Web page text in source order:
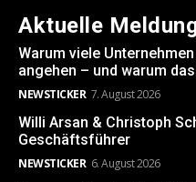
Aktuelle
Warum viele
angehen – und warum
NEWSTICKER 7. August 2026
Willi Arsan & Christoph
Geschäftsführer
NEWSTICKER 6. August 2026